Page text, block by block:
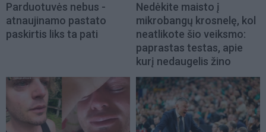
Parduotuvės nebus -
atnaujinamo pastato
paskirtis liks ta pati
Nedėkite maisto į
mikrobangų krosnelę, kol
neatlikote šio veiksmo:
paprastas testas, apie
kurį nedaugelis žino